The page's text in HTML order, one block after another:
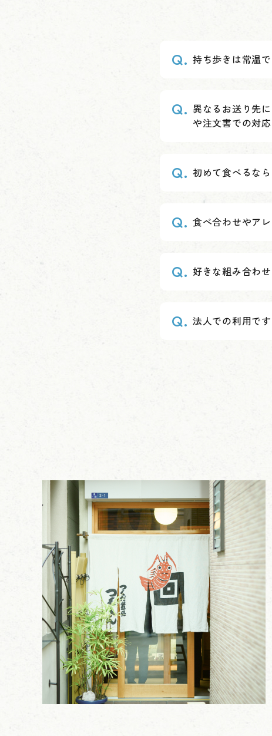
検索する
持ち歩きは常温
異なるお送り先
や注文書での対
初めて食べるな
食べ合わせやア
好きな組み合わせ
法人での利用で